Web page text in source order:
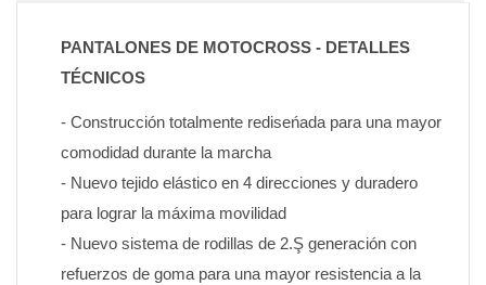
PANTALONES DE MOTOCROSS - DETALLES
TÉCNICOS
- Construcción totalmente rediseńada para una mayor
comodidad durante la marcha
- Nuevo tejido elástico en 4 direcciones y duradero
para lograr la máxima movilidad
- Nuevo sistema de rodillas de 2.Ş generación con
refuerzos de goma para una mayor resistencia a la